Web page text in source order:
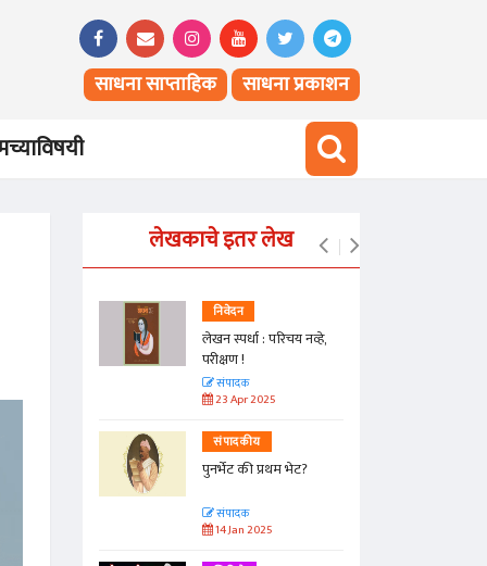
साधना साप्ताहिक साधना प्रकाशन
लेखकाचे इतर लेख
निवेदन
लेखन स्पर्धा : परिचय नव्हे,
परीक्षण !
संपादक
23 Apr 2025
संपादकीय
पुनर्भेट की प्रथम भेट?
संपादक
14 Jan 2025